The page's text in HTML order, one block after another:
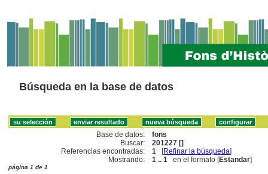
Búsqueda en la base de datos
Base de datos:
fons
Buscar:
201227 []
Referencias encontradas:
1 [Refinar la búsqueda]
Mostrando:
1 .. 1 en el formato [Estandar]
página 1 de 1